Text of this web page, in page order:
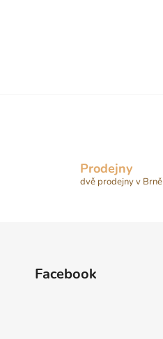
Prodejny
dvě prodejny v Brně
Facebook